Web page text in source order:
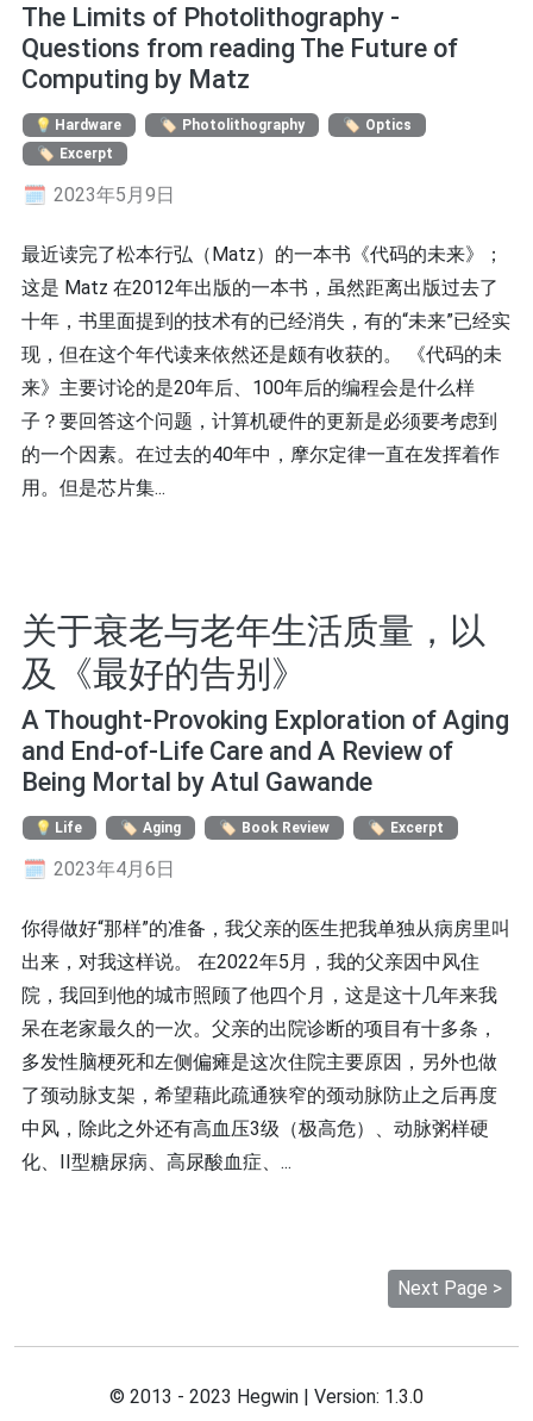
The Limits of Photolithography -
Questions from reading The Future of
Computing by Matz
Hardware Photolithography
Optics
Excerpt
2023年5月9日
最近读完了松本行弘（Matz）的一本书《代码的未来》；
这是 Matz 在2012年出版的一本书，虽然距离出版过去了
十年，书里面提到的技术有的已经消失，有的“未来”已经实
现，但在这个年代读来依然还是颇有收获的。 《代码的未
来》主要讨论的是20年后、100年后的编程会是什么样
子？要回答这个问题，计算机硬件的更新是必须要考虑到
的一个因素。在过去的40年中，摩尔定律一直在发挥着作
用。但是芯片集...
关于衰老与老年生活质量，以
及《最好的告别》
A Thought-Provoking Exploration of Aging
and End-of-Life Care and A Review of
Being Mortal by Atul Gawande
Life Aging Book Review Excerpt
2023年4月6日
你得做好“那样”的准备，我父亲的医生把我单独从病房里叫
出来，对我这样说。 在2022年5月，我的父亲因中风住
院，我回到他的城市照顾了他四个月，这是这十几年来我
呆在老家最久的一次。父亲的出院诊断的项目有十多条，
多发性脑梗死和左侧偏瘫是这次住院主要原因，另外也做
了颈动脉支架，希望藉此疏通狭窄的颈动脉防止之后再度
中风，除此之外还有高血压3级（极高危）、动脉粥样硬
化、II型糖尿病、高尿酸血症、...
Next Page >
© 2013 - 2023 Hegwin | Version: 1.3.0